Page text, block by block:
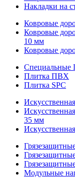
Накладки на
Ковровые
Ковровые
10 мм
Ковровые
Плитка ПВХ
Плитка SPC
35 мм
Модульные